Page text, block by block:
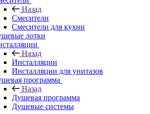
Назад
Смесители
Смесители для кухни
лотки
Назад
Инсталляции
Инсталляции для унитазов
программа
Назад
Душевая программа
Душевые системы